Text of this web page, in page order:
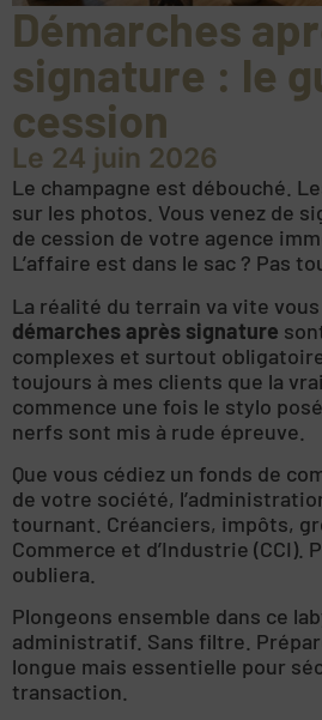
Démarches
signature : le
cession
Le 24 juin 2026
Le champagne est débouché.
sur les photos. Vous venez de
de cession de votre agence
L’affaire est dans le sac ? Pas
La réalité du terrain va vite
démarches après signature
complexes et surtout
toujours à mes clients que la
commence une fois le stylo
nerfs sont mis à rude épreuve.
Que vous cédiez un fonds de
de votre société,
tournant. Créanciers, impôts,
Commerce et d’Industrie (CCI).
oubliera.
Plongeons ensemble dans ce
administratif. Sans filtre.
longue mais essentielle pour
transaction.